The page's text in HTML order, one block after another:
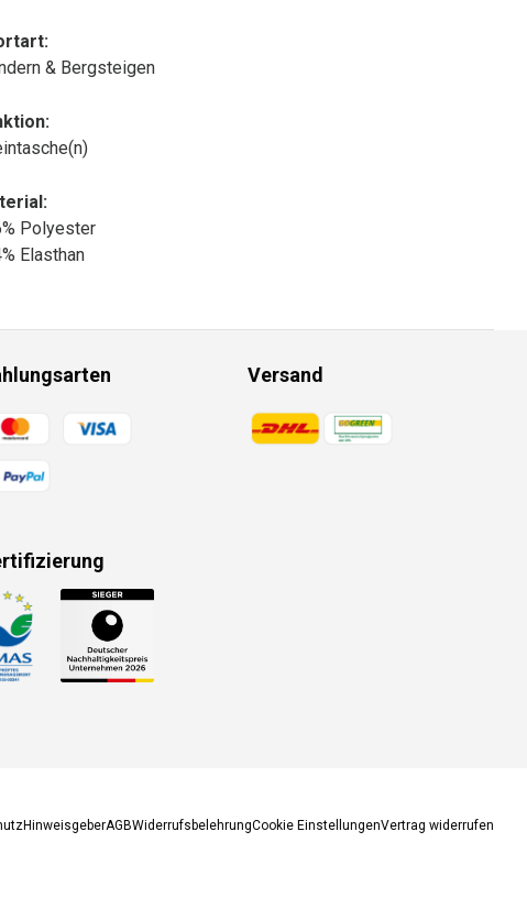
& Bergsteigen
Polyester
Elasthan
Versand
Zahlungsmethoden
HinweisgeberAGBWiderrufsbelehrungCookie EinstellungenVertrag widerrufen